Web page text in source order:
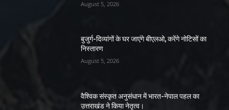
August 5, 2026
बुजुर्ग-दिव्यांगों के घर जाएंगे बीएलओ, करेंगे नोटिसों का
निस्तारण
August 5, 2026
वैश्विक संस्कृत अनुसंधान में भारत-नेपाल पहल का
उत्तराखंड ने किया नेतृत्व।